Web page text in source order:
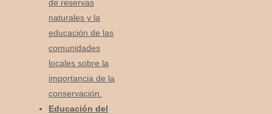
de reservas
naturales y la
educación de las
comunidades
locales sobre la
importancia de la
conservación.
Educación del